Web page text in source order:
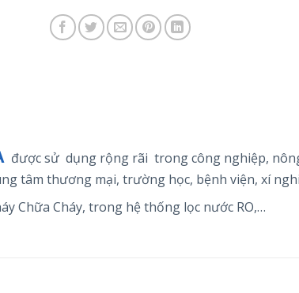
được sử dụng rộng rãi trongcông nghiệp,
tâm thương mại, trường học, bệnh viện, xí
Chữa Cháy, trong hệ thống lọc nước RO,…